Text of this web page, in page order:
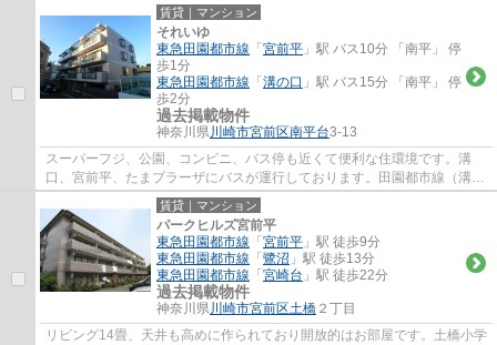
のお買い物に便利で、周辺には、飲食店街...
賃貸｜マンション
それいゆ
東急田園都市線 「 宮前平 」駅 バス10分 「南平」 停
歩1分
東急田園都市線 「 溝の口 」駅 バス15分 「南平」 停
歩2分
過去掲載物件
神奈川県川崎市宮前区南平台3-13
スーパーフジ、公園、コンビニ、バス停も近くて便利な住環境です。溝
口、宮前平、たまプラーザにバスが運行しております。田園都市線（溝の
口駅・梶ヶ谷駅・宮崎台駅・宮前平駅・鷺沼...
賃貸｜マンション
パークヒルズ宮前平
東急田園都市線 「 宮前平 」駅 徒歩9分
東急田園都市線 「 鷺沼 」駅 徒歩13分
東急田園都市線 「 宮崎台 」駅 徒歩22分
過去掲載物件
神奈川県川崎市宮前区土橋 ２丁目
リビング14畳、天井も高めに作られており開放的はお部屋です。土橋小学